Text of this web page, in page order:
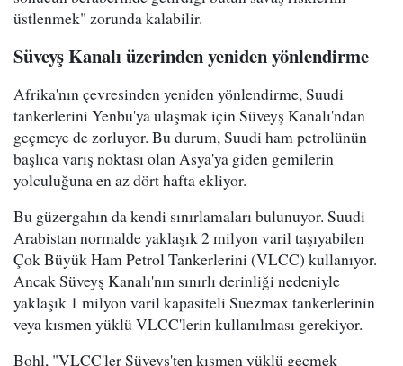
üstlenmek" zorunda kalabilir.
Süveyş Kanalı üzerinden yeniden yönlendirme
Afrika'nın çevresinden yeniden yönlendirme, Suudi
tankerlerini Yenbu'ya ulaşmak için Süveyş Kanalı'ndan
geçmeye de zorluyor. Bu durum, Suudi ham petrolünün
başlıca varış noktası olan Asya'ya giden gemilerin
yolculuğuna en az dört hafta ekliyor.
Bu güzergahın da kendi sınırlamaları bulunuyor. Suudi
Arabistan normalde yaklaşık 2 milyon varil taşıyabilen
Çok Büyük Ham Petrol Tankerlerini (VLCC) kullanıyor.
Ancak Süveyş Kanalı'nın sınırlı derinliği nedeniyle
yaklaşık 1 milyon varil kapasiteli Suezmax tankerlerinin
veya kısmen yüklü VLCC'lerin kullanılması gerekiyor.
Bohl, "VLCC'ler Süveyş'ten kısmen yüklü geçmek